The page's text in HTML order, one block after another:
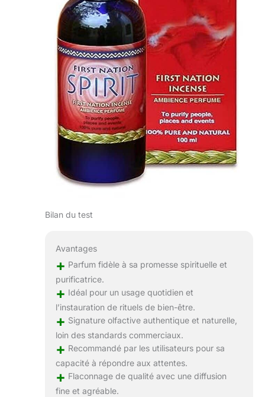
Bilan du test
Avantages
+ Parfum fidèle à sa promesse spirituelle et
purificatrice.
+ Idéal pour un usage quotidien et
l’instauration de rituels de bien-être.
+ Signature olfactive authentique et naturelle,
loin des standards commerciaux.
+ Recommandé par les utilisateurs pour sa
capacité à répondre aux attentes.
+ Flaconnage de qualité avec une diffusion
fine et agréable.